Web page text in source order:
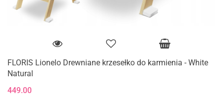
FLORIS Lionelo Drewniane krzesełko do karmienia - White
Natural
449.00